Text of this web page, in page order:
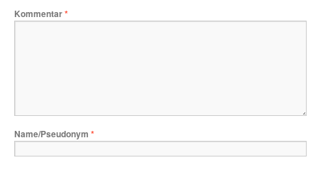
Kommentar*
Name/Pseudonym *